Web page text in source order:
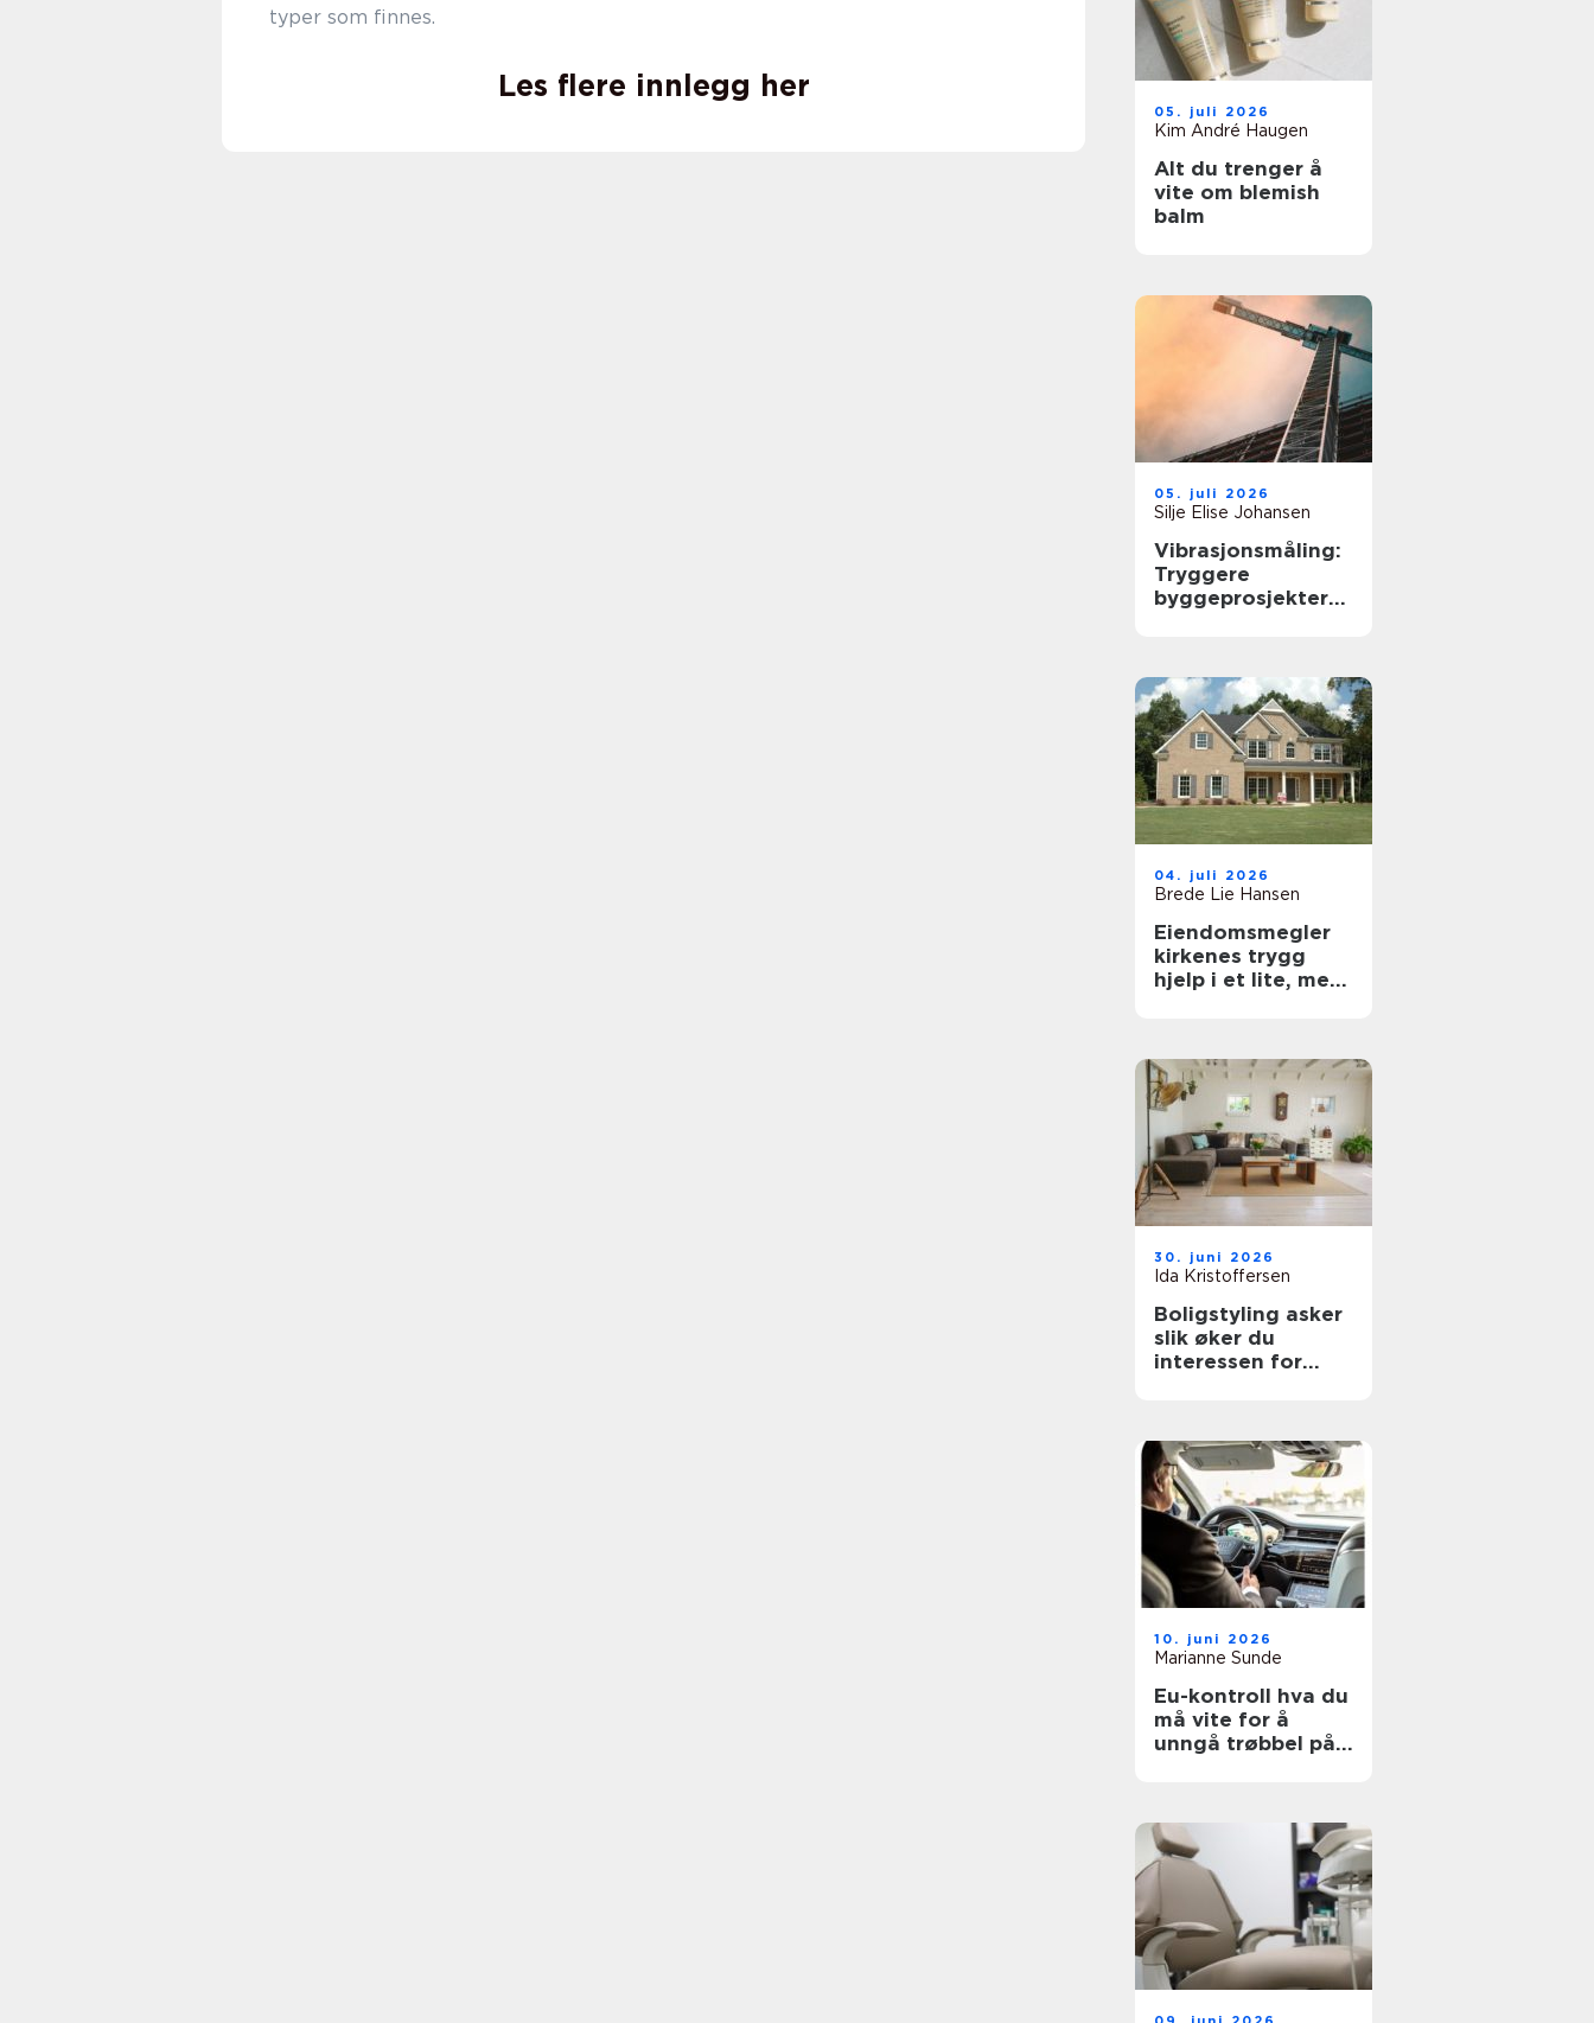
typer som finnes.
Les flere innlegg her
05. juli 2026
Kim André Haugen
Alt du trenger å
vite om blemish
balm
05. juli 2026
Silje Elise Johansen
Vibrasjonsmåling:
Tryggere
byggeprosjekter
04. juli 2026
Brede Lie Hansen
Eiendomsmegler
kirkenes trygg
hjelp i et lite, men
30. juni 2026
Ida Kristoffersen
Boligstyling asker
slik øker du
interessen for
10. juni 2026
Marianne Sunde
Eu-kontroll hva du
må vite for å
unngå trøbbel på